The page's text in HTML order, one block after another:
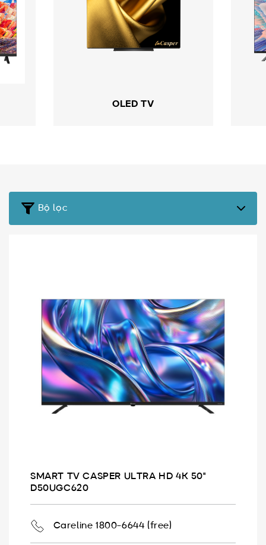
OLED TV
Bộ lọc
SMART TV CASPER ULTRA HD 4K 50"
D50UGC620
Careline 1800-6644 (free)